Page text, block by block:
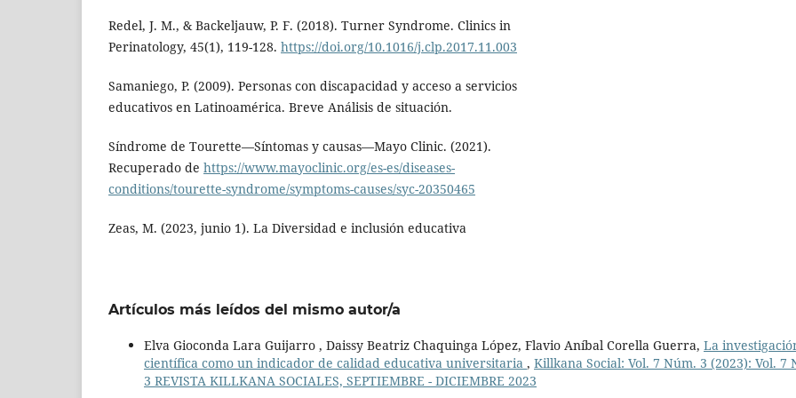
Redel, J. M., & Backeljauw, P. F. (2018). Turner Syndrome. Clinics in
Perinatology, 45(1), 119-128. https://doi.org/10.1016/j.clp.2017.11.003
Samaniego, P. (2009). Personas con discapacidad y acceso a servicios
educativos en Latinoamérica. Breve Análisis de situación.
Síndrome de Tourette—Síntomas y causas—Mayo Clinic. (2021).
Recuperado de https://www.mayoclinic.org/es-es/diseases-
conditions/tourette-syndrome/symptoms-causes/syc-20350465
Zeas, M. (2023, junio 1). La Diversidad e inclusión educativa
Artículos más leídos del mismo autor/a
Elva Gioconda Lara Guijarro , Daissy Beatriz Chaquinga López, Flavio Aníbal Corella Guerra, La
científica como un indicador de calidad educativa universitaria , Killkana Social: Vol. 7 Núm. 3 (2023): Vol. 7
3 REVISTA KILLKANA SOCIALES, SEPTIEMBRE - DICIEMBRE 2023